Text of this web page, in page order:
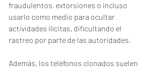
fraudulentos, extorsiones o incluso
usarlo como medio para ocultar
actividades ilícitas, dificultando el
rastreo por parte de las autoridades.
Además, los teléfonos clonados suelen